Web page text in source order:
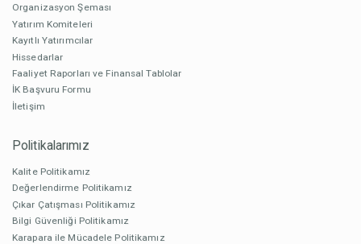
Organizasyon Şeması
Yatırım Komiteleri
Kayıtlı Yatırımcılar
Hissedarlar
Faaliyet Raporları ve Finansal Tablolar
İK Başvuru Formu
İletişim
Politikalarımız
Kalite Politikamız
Değerlendirme Politikamız
Çıkar Çatışması Politikamız
Bilgi Güvenliği Politikamız
Karapara ile Mücadele Politikamız